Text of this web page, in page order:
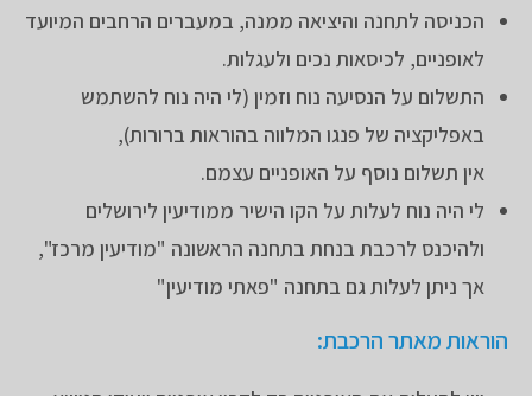
הכניסה לתחנה והיציאה ממנה, במעברים הרחבים המיועד
לאופניים, לכיסאות נכים ולעגלות.
התשלום על הנסיעה נוח וזמין (לי היה נוח להשתמש
באפליקציה של פנגו המלווה בהוראות ברורות),
אין תשלום נוסף על האופניים עצמם.
לי היה נוח לעלות על הקו הישיר ממודיעין לירושלים
ולהיכנס לרכבת בנחת בתחנה הראשונה "מודיעין מרכז",
אך ניתן לעלות גם בתחנה "פאתי מודיעין"
הוראות מאתר הרכבת: